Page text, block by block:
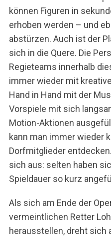
können Figuren in
erhoben werden – und
abstürzen. Auch ist der
sich in die Quere. Die
Regieteams innerhalb
immer wieder mit
Hand in Hand mit der
Vorspiele mit sich
Motion-Aktionen
kann man immer wieder
Dorfmitglieder
sich aus: selten haben
Spieldauer so kurz
Als sich am Ende der
vermeintlichen Retter
herausstellen, dreht sich